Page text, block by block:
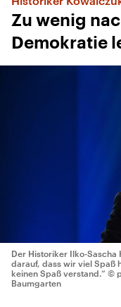
Zu wenig
Demokratie
Der Historiker Ilko-Sascha
darauf, dass wir viel Spaß
keinen Spaß verstand.“ ©
Baumgarten